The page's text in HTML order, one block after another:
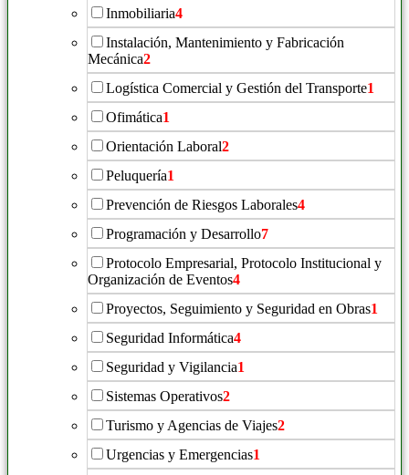
Inmobiliaria4
Instalación, Mantenimiento y Fabricación
Mecánica2
Logística Comercial y Gestión del Transporte1
Ofimática1
Orientación Laboral2
Peluquería1
Prevención de Riesgos Laborales4
Programación y Desarrollo7
Protocolo Empresarial, Protocolo Institucional y
Organización de Eventos4
Proyectos, Seguimiento y Seguridad en Obras1
Seguridad Informática4
Seguridad y Vigilancia1
Sistemas Operativos2
Turismo y Agencias de Viajes2
Urgencias y Emergencias1